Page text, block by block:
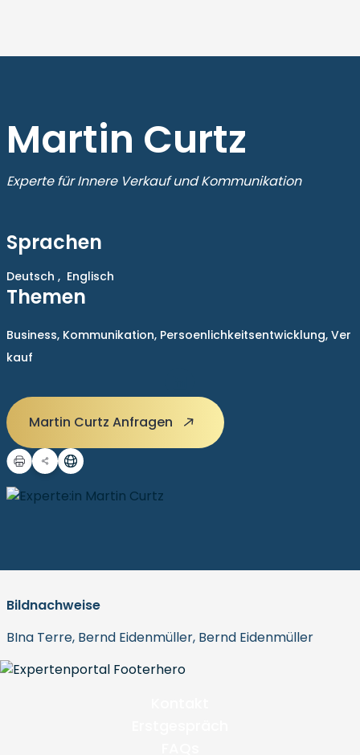
Martin Curtz
Experte für Innere Verkauf und Kommunikation
Sprachen
Deutsch , Englisch
Themen
Business, Kommunikation, Persoenlichkeitsentwicklung, Ver
kauf
Martin Curtz Anfragen
Bildnachweise
BIna Terre, Bernd Eidenmüller, Bernd Eidenmüller